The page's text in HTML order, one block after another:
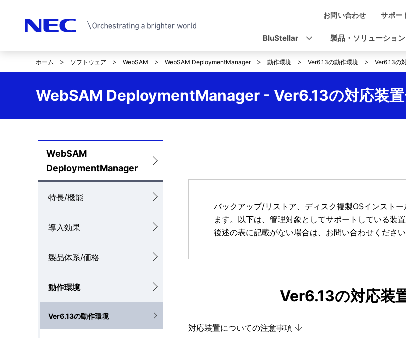
ゲ
ー
シ
お問い合わせ サポー
BluStellar 製品・ソリューション
サ
イ
の
現
在
し
ホーム ソフトウェア WebSAM WebSAM DeploymentManager 動作環境 Ver6.13の動作環境 Ver6.13の
WebSAM DeploymentManager - Ver6.13の対応装
ロ
ー
カ
ビ
シ
WebSAM
DeploymentManager
特長/機能
導入効果
製品体系/価格
動作環境
Ver6.13の動作環境
バックアップ/リストア、ディスク複製OSインスト
ます。以下は、管理対象としてサポートしている装置
後述の表に記載がない場合は、お問い合わせください
Ver6.13の対応装
対応装置についての注意事項